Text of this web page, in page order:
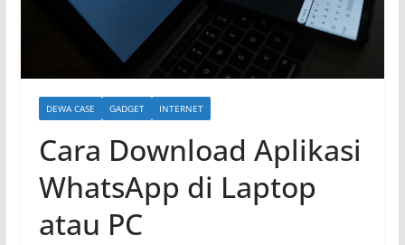
DEWA CASE GADGET INTERNET
Cara Download Aplikasi
WhatsApp di Laptop
atau PC